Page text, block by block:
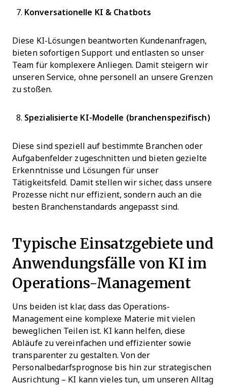
Konversationelle KI & Chatbots
Diese KI-Lösungen beantworten Kundenanfragen,
bieten sofortigen Support und entlasten so unser
Team für komplexere Anliegen. Damit steigern wir
unseren Service, ohne personell an unsere Grenzen
zu stoßen.
Spezialisierte KI-Modelle (branchenspezifisch)
Diese sind speziell auf bestimmte Branchen oder
Aufgabenfelder zugeschnitten und bieten gezielte
Erkenntnisse und Lösungen für unser
Tätigkeitsfeld. Damit stellen wir sicher, dass unsere
Prozesse nicht nur effizient, sondern auch an die
besten Branchenstandards angepasst sind.
Typische Einsatzgebiete und
Anwendungsfälle von KI im
Operations-Management
Uns beiden ist klar, dass das Operations-
Management eine komplexe Materie mit vielen
beweglichen Teilen ist. KI kann helfen, diese
Abläufe zu vereinfachen und effizienter sowie
transparenter zu gestalten. Von der
Personalbedarfsprognose bis hin zur strategischen
Ausrichtung – KI kann vieles tun, um unseren Alltag